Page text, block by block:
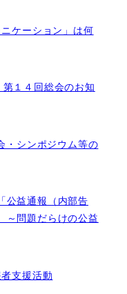
ケーション」は何
１４回総会のお知
・シンポジウム等の
益通報（内部告
問題だらけの公益
支援活動